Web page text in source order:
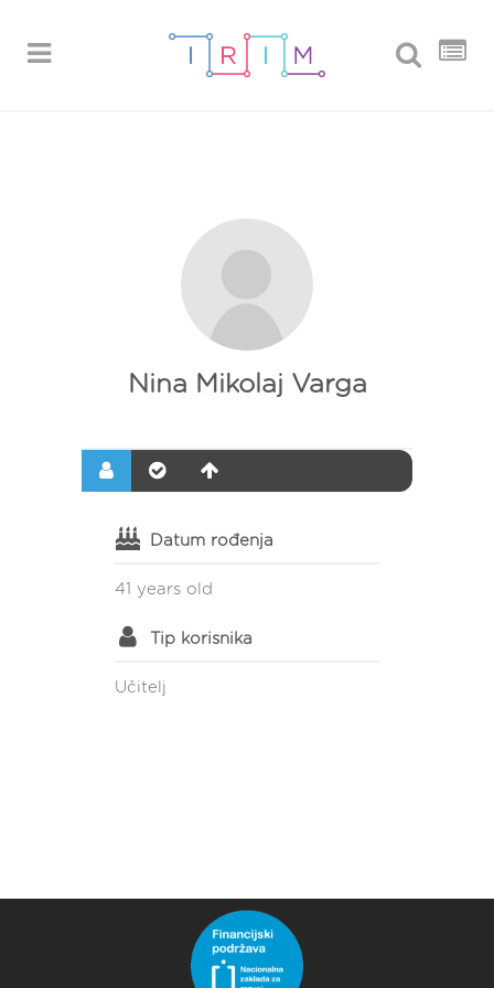
Nina Mikolaj Varga
Datum rođenja
41 years old
Tip korisnika
Učitelj